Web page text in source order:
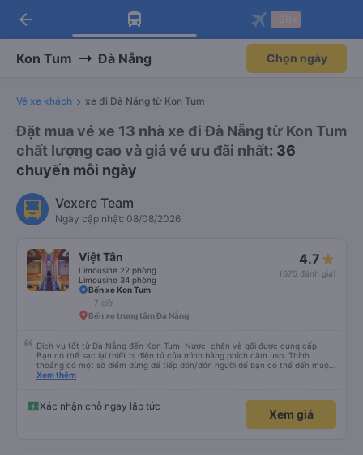
Tải app Vexere ngay!
Nhận ưu đãi thành viên độc
Mở app
Tải app Vexere
-30k/ghế khi đặt vé máy bay qua
Mở app
arrow_back
Kon Tum Đà Nẵng Chọn ngày
Vé xe khách xe đi Đà Nẵng từ Kon Tum
Đặt mua vé xe 13 nhà xe đi Đà Nẵng từ Kon Tum
chất lượng cao và giá vé ưu đãi nhất: 36
chuyến mỗi ngày
Vexere Team
Ngày cập nhật: 08/08/2026
Việt Tân
Limousine 22 phòng
Limousine 34 phòng
4.7
(675 đánh giá)
Bến xe Kon Tum
7 giờ
Bến xe trung tâm Đà Nẵng
Dịch vụ tốt từ Đà Nẵng đến Kon Tum. Nước, chăn và gối được cung cấp.
Bạn có thể sạc lại thiết bị điện tử của mình bằng phích cắm usb. Thỉnh
thoảng có một số điểm dừng để tiếp đón/đón người để bạn có thể đến muộn
hơn một chút so với mô tả. (Lưu ý: chúng tôi hiểu và nói được một chút
Xem thêm
Xác nhận chỗ ngay lập tức
Xem giá